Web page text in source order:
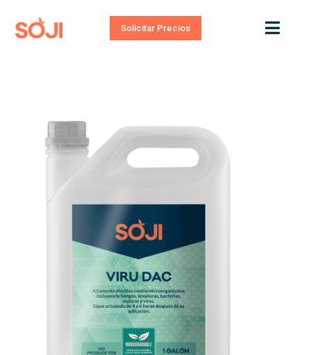
Solicitar Precios